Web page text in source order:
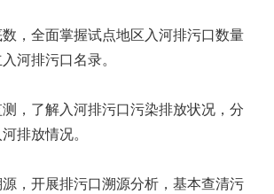
，全面掌握试点地区入河排污口数量
河排污口名录。
，了解入河排污口污染排放状况，分
排放情况。
，开展排污口溯源分析，基本查清污